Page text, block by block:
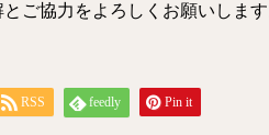
ご協力をよろしくお願いします
RSS feedly Pin it